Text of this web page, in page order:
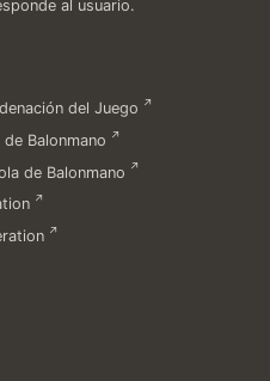
al usuario.
del Juego
Balonmano
de Balonmano